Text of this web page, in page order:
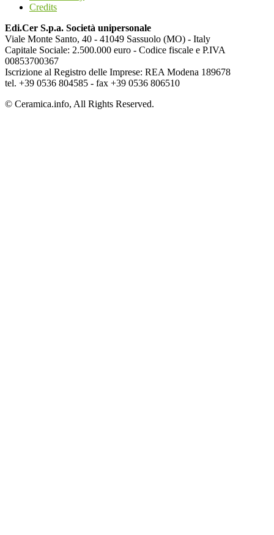
Credits
Edi.Cer S.p.a. Società unipersonale
Viale Monte Santo, 40 - 41049 Sassuolo (MO) - Italy
Capitale Sociale: 2.500.000 euro - Codice fiscale e P.IVA
00853700367
Iscrizione al Registro delle Imprese: REA Modena 189678
tel. +39 0536 804585 - fax +39 0536 806510
© Ceramica.info, All Rights Reserved.